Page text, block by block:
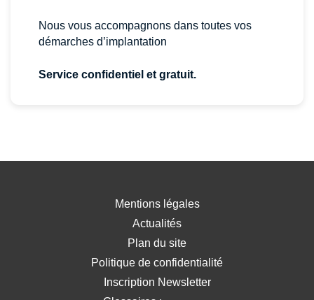
Nous vous accompagnons dans toutes vos
démarches d’implantation
Service confidentiel et gratuit.
Mentions légales
Actualités
Plan du site
Politique de confidentialité
Inscription Newsletter